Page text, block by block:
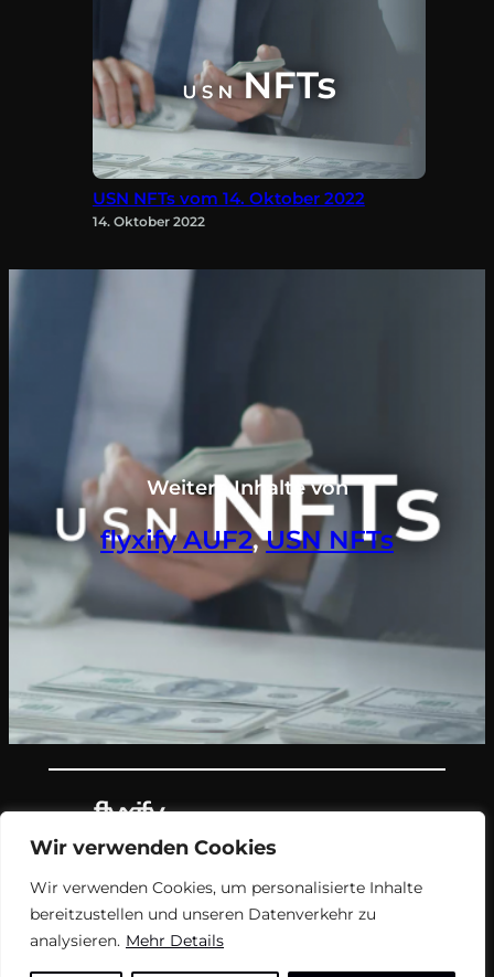
Wir verwenden Cookies
Wir verwenden Cookies, um personalisierte Inhalte
bereitzustellen und unseren Datenverkehr zu
analysieren. Mehr Details
USN NFTs vom 14. Oktober 2022
14. Oktober 2022
Weitere Inhalte von
flyxify AUF2, USN NFTs
Teil des Nachrichtenangebots von
flyxify.
FAQ Impressum USN